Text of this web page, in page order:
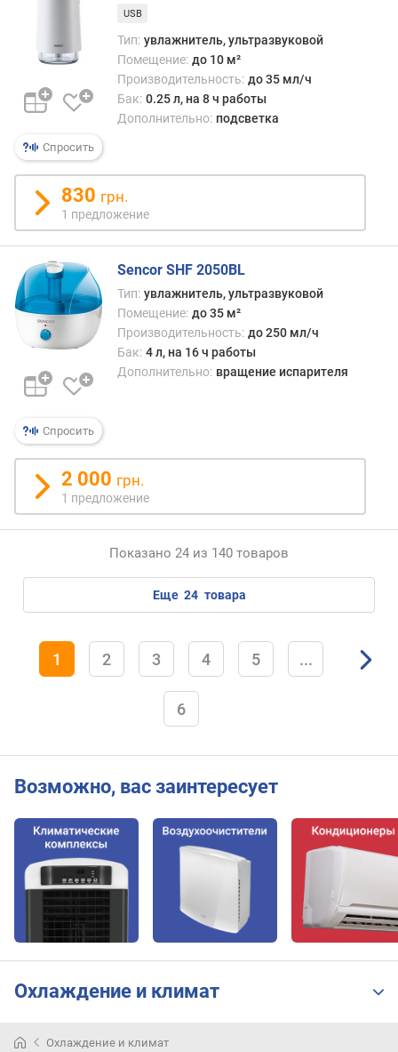
Б
м
щ
н
с
п
о
т
р
е
б
л
е
и
я
(
В
е
(
Спросить
USB
Тип: увлажнитель, ультразвуковой
Помещение: до 10 м²
Производительность: до 35 мл/ч
Бак: 0.25 л, на 8 ч работы
Дополнительно: подсветка
830 грн.
1 предложение
Спросить
Sencor SHF 2050BL
Тип: увлажнитель, ультразвуковой
Помещение: до 35 м²
Производительность: до 250 мл/ч
Бак: 4 л, на 16 ч работы
Дополнительно: вращение испарителя
2 000 грн.
1 предложение
Показано 24 из 140 товаров
еще 24 товара
1 2 3 4 5 ...
6
Возможно, вас заинтересует
Охлаждение и климат
Охлаждение и климат